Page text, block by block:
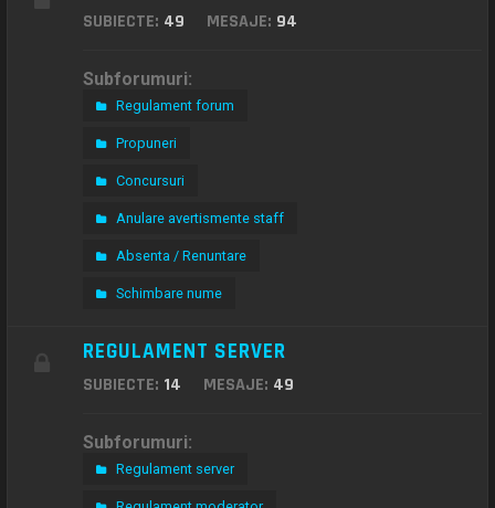
SUBIECTE: 49 MESAJE: 94
Subforumuri:
Regulament forum
Propuneri
Concursuri
Anulare avertismente staff
Absenta / Renuntare
Schimbare nume
REGULAMENT SERVER
SUBIECTE: 14 MESAJE: 49
Subforumuri:
Regulament server